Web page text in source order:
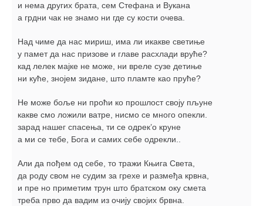
и нема других брата, сем Стефана и Вукана
а грдни чак не знамо ни где су кости очева.
Над чиме да нас мириш, има ли икакве светиње
у памет да нас призове и главе расхлади вруће?
кад лелек мајке не може, ни вреле сузе детиње
ни куће, знојем зидане, што пламте као пруће?
Не може боље ни проћи ко прошлост своју пљуне
какве смо ложили ватре, нисмо се много опекли.
зарад нашег спасења, ти се одрек’о круне
а ми се тебе, Бога и самих себе одрекли..
Али да пођем од себе, то тражи Књига Света,
да роду свом не судим за грехе и размеђа крвна,
и пре но приметим трун што братском оку смета
треба прво да вадим из очију својих брвна.